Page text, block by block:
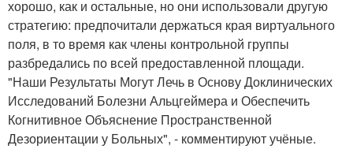
хорошо, как и остальные, но они использовали другую
стратегию: предпочитали держаться края виртуального
поля, в то время как члены контрольной группы
разбредались по всей предоставленной площади.
"Наши Результаты Могут Лечь в Основу Доклинических
Исследований Болезни Альцгеймера и Обеспечить
Когнитивное Объяснение Пространственной
Дезориентации у Больных", - комментируют учёные.